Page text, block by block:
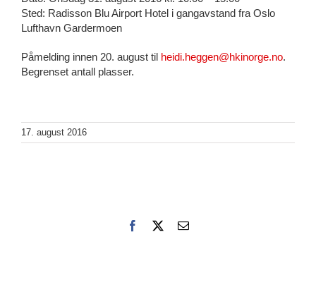
Sted: Radisson Blu Airport Hotel i gangavstand fra Oslo
Lufthavn Gardermoen
Påmelding innen 20. august til heidi.heggen@hkinorge.no.
Begrenset antall plasser.
17. august 2016
Facebook
E-